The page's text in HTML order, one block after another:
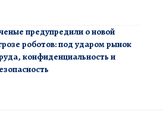
предупредили о новой
роботов: под ударом рынок
конфиденциальность и